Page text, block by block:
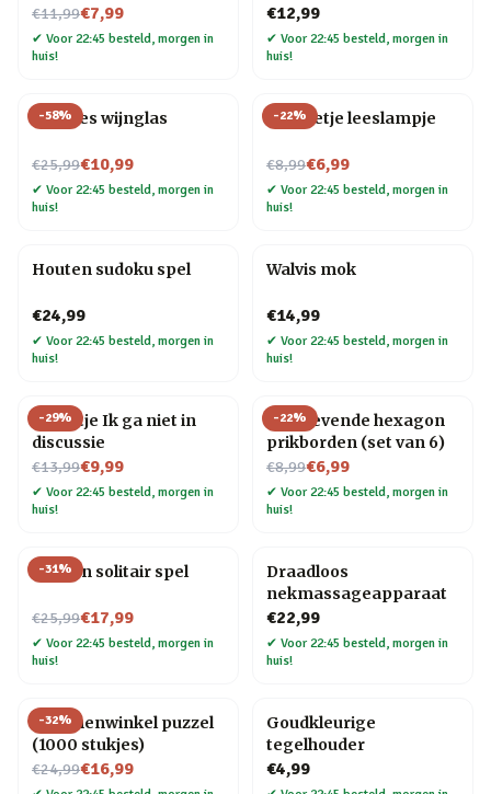
€11,99
Nu voor€7,99
✔ Voor 22:45 besteld, morgen in
huis!
€12,99
✔ Voor 22:45 besteld, morgen in
huis!
-58%
Wijnfles wijnglas
€25,99
Nu voor€10,99
✔ Voor 22:45 besteld, morgen in
huis!
-22%
Mannetje leeslampje
€8,99
Nu voor€6,99
✔ Voor 22:45 besteld, morgen in
huis!
Houten sudoku spel
€24,99
✔ Voor 22:45 besteld, morgen in
huis!
Walvis mok
€14,99
✔ Voor 22:45 besteld, morgen in
huis!
-29%
Tegeltje Ik ga niet in
discussie
€13,99
Nu voor€9,99
✔ Voor 22:45 besteld, morgen in
huis!
-22%
Zelfklevende hexagon
prikborden (set van 6)
€8,99
Nu voor€6,99
✔ Voor 22:45 besteld, morgen in
huis!
-31%
Houten solitair spel
€25,99
Nu voor€17,99
✔ Voor 22:45 besteld, morgen in
huis!
Draadloos
nekmassageapparaat
€22,99
✔ Voor 22:45 besteld, morgen in
huis!
-32%
Bloemenwinkel puzzel
(1000 stukjes)
€24,99
Nu voor€16,99
Goudkleurige
tegelhouder
€4,99